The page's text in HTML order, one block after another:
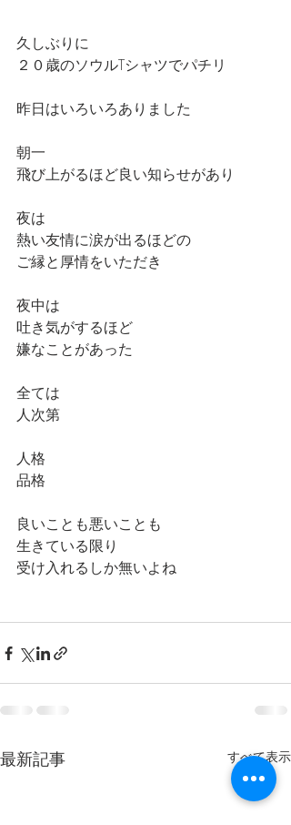
久しぶりに
２０歳のソウルTシャツでパチリ
昨日はいろいろありました
朝一
飛び上がるほど良い知らせがあり
夜は
熱い友情に涙が出るほどの
ご縁と厚情をいただき
夜中は
吐き気がするほど
嫌なことがあった
全ては
人次第
人格
品格
良いことも悪いことも
生きている限り
受け入れるしか無いよね
最新記事 すべて表示